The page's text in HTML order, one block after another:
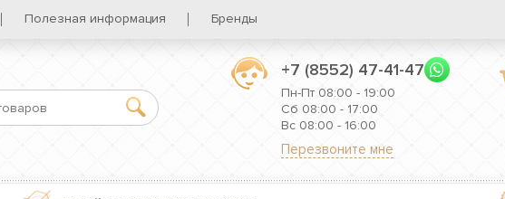
Полезная информация Бренды
+7 (8552) 47-41-47
Пн-Пт 08:00 - 19:00
Сб 08:00 - 17:00
Вс 08:00 - 16:00
Перезвоните мне